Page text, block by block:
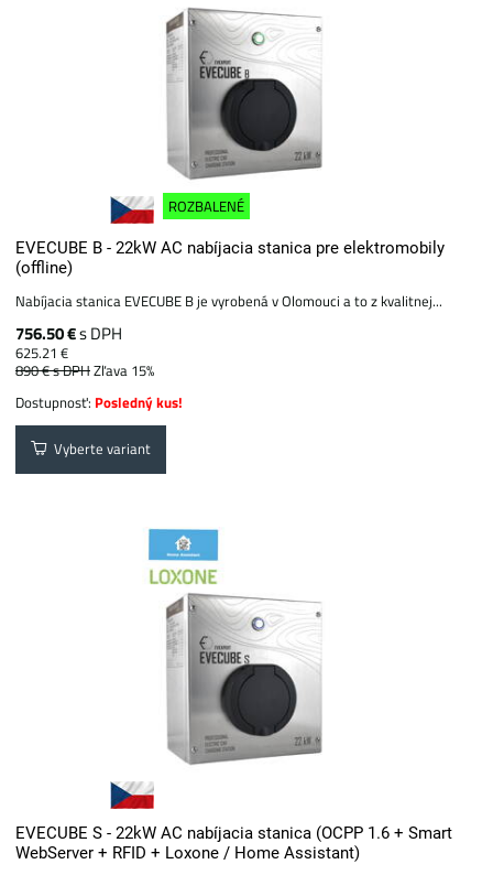
ROZBALENÉ
EVECUBE B - 22kW AC nabíjacia stanica pre elektromobily
(offline)
Nabíjacia stanica EVECUBE B je vyrobená v Olomouci a to z kvalitnej...
756.50 €s DPH
625.21 €
890 €s DPHZľava 15%
Dostupnosť: Posledný kus!
Vyberte variant
EVECUBE S - 22kW AC nabíjacia stanica (OCPP 1.6 + Smart
WebServer + RFID + Loxone / Home Assistant)